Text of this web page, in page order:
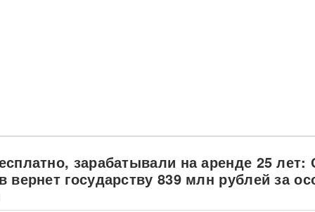
зарабатывали на аренде 25 лет:
вернет государству 839 млн рублей за